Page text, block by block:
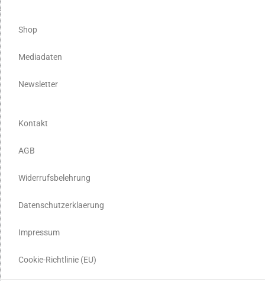
Shop
Mediadaten
Newsletter
Kontakt
AGB
Widerrufsbelehrung
Datenschutzerklaerung
Impressum
Cookie-Richtlinie (EU)